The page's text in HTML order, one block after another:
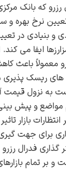
رزرو که بانک
نرخ بهره و
بنیادی در
ایفا می‌
معمولاً باعث
های ریسک‌ پذیری
به نزول قیمت
مواضع و پیش‌
انتظارات بازار
برای جهت‌
گذاری فدرال
و بر تمام